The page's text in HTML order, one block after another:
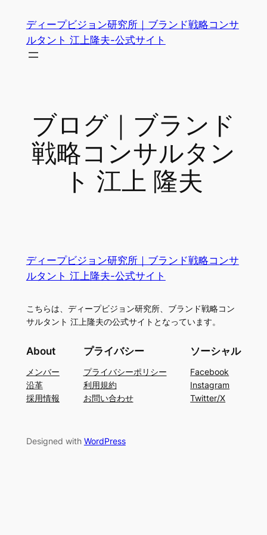
ディープビジョン研究所｜ブランド戦略コンサ
ルタント 江上隆夫-公式サイト
ブログ｜ブランド
戦略コンサルタン
ト 江上 隆夫
ディープビジョン研究所｜ブランド戦略コンサ
ルタント 江上隆夫-公式サイト
こちらは、ディープビジョン研究所、ブランド戦略コン
サルタント 江上隆夫の公式サイトとなっています。
About
メンバー
沿革
採用情報
プライバシー
プライバシーポリシー
利用規約
お問い合わせ
ソーシャル
Facebook
Instagram
Twitter/X
Designed with WordPress